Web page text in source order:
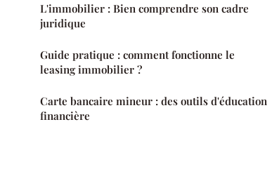
L'immobilier : Bien comprendre son cadre
juridique
Guide pratique : comment fonctionne le
leasing immobilier ?
Carte bancaire mineur : des outils d'éducation
financière